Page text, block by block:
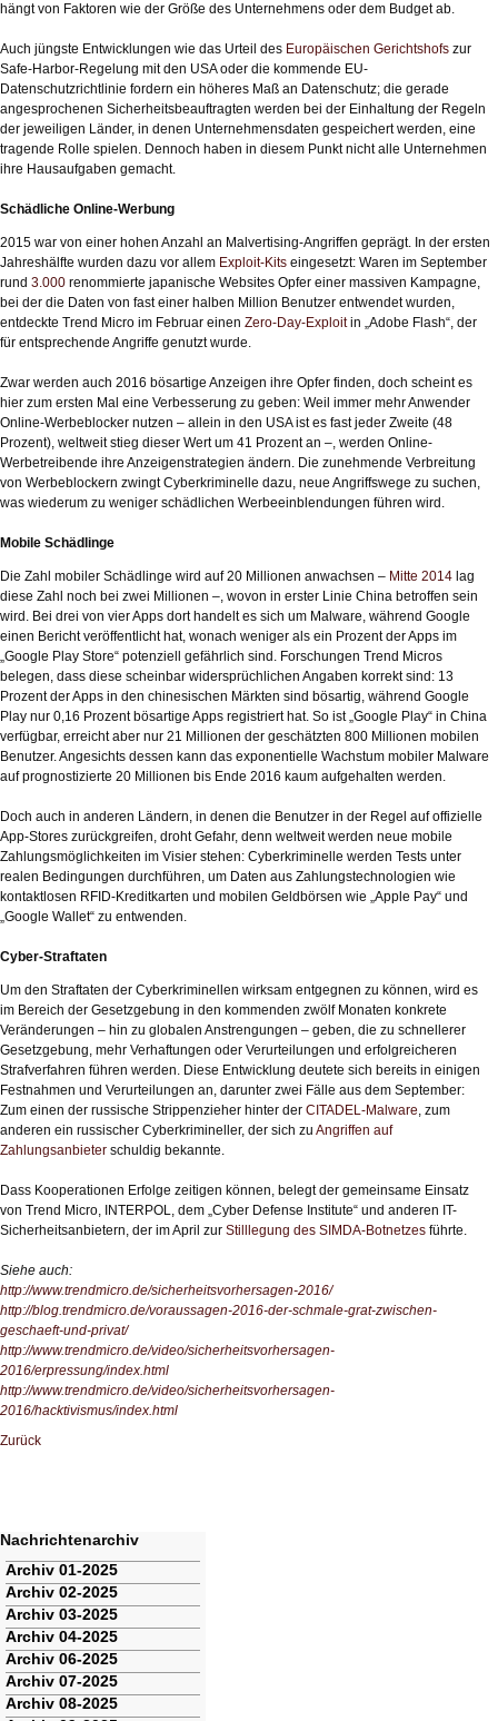
hängt von Faktoren wie der Größe des Unternehmens oder dem Budget ab.
Auch jüngste Entwicklungen wie das Urteil des Europäischen Gerichtshofs zur
Safe-Harbor-Regelung mit den USA oder die kommende EU-
Datenschutzrichtlinie fordern ein höheres Maß an Datenschutz; die gerade
angesprochenen Sicherheitsbeauftragten werden bei der Einhaltung der Regeln
der jeweiligen Länder, in denen Unternehmensdaten gespeichert werden, eine
tragende Rolle spielen. Dennoch haben in diesem Punkt nicht alle Unternehmen
ihre Hausaufgaben gemacht.
Schädliche Online-Werbung
2015 war von einer hohen Anzahl an Malvertising-Angriffen geprägt. In der ersten
Jahreshälfte wurden dazu vor allem Exploit-Kits eingesetzt: Waren im September
rund 3.000 renommierte japanische Websites Opfer einer massiven Kampagne,
bei der die Daten von fast einer halben Million Benutzer entwendet wurden,
entdeckte Trend Micro im Februar einen Zero-Day-Exploitin „Adobe Flash“, der
für entsprechende Angriffe genutzt wurde.
Zwar werden auch 2016 bösartige Anzeigen ihre Opfer finden, doch scheint es
hier zum ersten Mal eine Verbesserung zu geben: Weil immer mehr Anwender
Online-Werbeblocker nutzen – allein in den USA ist es fast jeder Zweite (48
Prozent), weltweit stieg dieser Wert um 41 Prozent an –, werden Online-
Werbetreibende ihre Anzeigenstrategien ändern. Die zunehmende Verbreitung
von Werbeblockern zwingt Cyberkriminelle dazu, neue Angriffswege zu suchen,
was wiederum zu weniger schädlichen Werbeeinblendungen führen wird.
Mobile Schädlinge
Die Zahl mobiler Schädlinge wird auf 20 Millionen anwachsen – Mitte 2014 lag
diese Zahl noch bei zwei Millionen –, wovon in erster Linie China betroffen sein
wird. Bei drei von vier Apps dort handelt es sich um Malware, während Google
einen Bericht veröffentlicht hat, wonach weniger als ein Prozent der Apps im
„Google Play Store“ potenziell gefährlich sind. Forschungen Trend Micros
belegen, dass diese scheinbar widersprüchlichen Angaben korrekt sind: 13
Prozent der Apps in den chinesischen Märkten sind bösartig, während Google
Play nur 0,16 Prozent bösartige Apps registriert hat. So ist „Google Play“ in China
verfügbar, erreicht aber nur 21 Millionen der geschätzten 800 Millionen mobilen
Benutzer. Angesichts dessen kann das exponentielle Wachstum mobiler Malware
auf prognostizierte 20 Millionen bis Ende 2016 kaum aufgehalten werden.
Doch auch in anderen Ländern, in denen die Benutzer in der Regel auf offizielle
App-Stores zurückgreifen, droht Gefahr, denn weltweit werden neue mobile
Zahlungsmöglichkeiten im Visier stehen: Cyberkriminelle werden Tests unter
realen Bedingungen durchführen, um Daten aus Zahlungstechnologien wie
kontaktlosen RFID-Kreditkarten und mobilen Geldbörsen wie „Apple Pay“ und
„Google Wallet“ zu entwenden.
Cyber-Straftaten
Um den Straftaten der Cyberkriminellen wirksam entgegnen zu können, wird es
im Bereich der Gesetzgebung in den kommenden zwölf Monaten konkrete
Veränderungen – hin zu globalen Anstrengungen – geben, die zu schnellerer
Gesetzgebung, mehr Verhaftungen oder Verurteilungen und erfolgreicheren
Strafverfahren führen werden. Diese Entwicklung deutete sich bereits in einigen
Festnahmen und Verurteilungen an, darunter zwei Fälle aus dem September:
Zum einen der russische Strippenzieher hinter der CITADEL-Malware, zum
anderen ein russischer Cyberkrimineller, der sich zu Angriffen auf
Zahlungsanbieter schuldig bekannte.
Dass Kooperationen Erfolge zeitigen können, belegt der gemeinsame Einsatz
von Trend Micro, INTERPOL, dem „Cyber Defense Institute“ und anderen IT-
Sicherheitsanbietern, der im April zur Stilllegung des SIMDA-Botnetzes führte.
Siehe auch:
http://www.trendmicro.de/sicherheitsvorhersagen-2016/
http://blog.trendmicro.de/voraussagen-2016-der-schmale-grat-zwischen-
geschaeft-und-privat/
http://www.trendmicro.de/video/sicherheitsvorhersagen-
2016/erpressung/index.html
http://www.trendmicro.de/video/sicherheitsvorhersagen-
2016/hacktivismus/index.html
Zurück
Nachrichtenarchiv
Navigation
überspringen
Archiv 01-2025
Archiv 02-2025
Archiv 03-2025
Archiv 04-2025
Archiv 06-2025
Archiv 07-2025
Archiv 08-2025